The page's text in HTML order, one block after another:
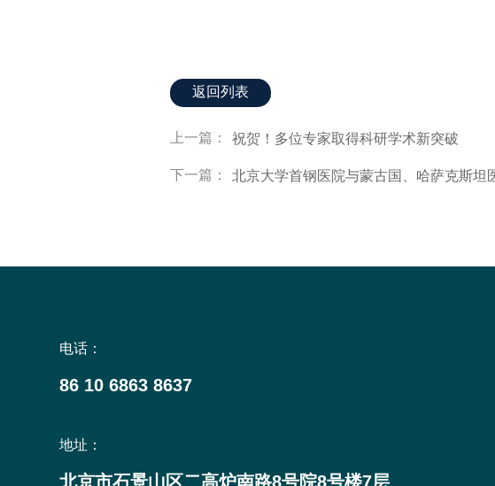
返回列表
上一篇： 祝贺！多位专家取得科研学术新突破
下一篇： 北京大学首钢医院与蒙古国、哈萨克斯坦
电话：
86 10 6863 8637
地址：
北京市石景山区二高炉南路8号院8号楼7层